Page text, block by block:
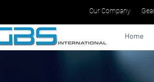
Our Company
Home